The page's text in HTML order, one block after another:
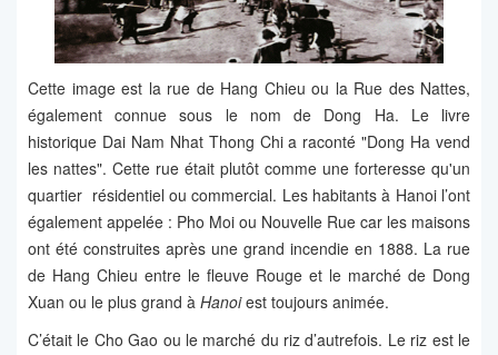
Cette image est la rue de Hang Chieu ou la Rue des Nattes,
également connue sous le nom de Dong Ha. Le livre
historique Dai Nam Nhat Thong Chi a raconté "Dong Ha vend
les nattes". Cette rue était plutôt comme une forteresse qu'un
quartier résidentiel ou commercial. Les habitants à Hanoi l’ont
également appelée : Pho Moi ou Nouvelle Rue car les maisons
ont été construites après une grand incendie en 1888. La rue
de Hang Chieu entre le fleuve Rouge et le marché de Dong
Xuan ou le plus grand à Hanoiest toujours animée.
C’était le Cho Gao ou le marché du riz d’autrefois. Le riz est le